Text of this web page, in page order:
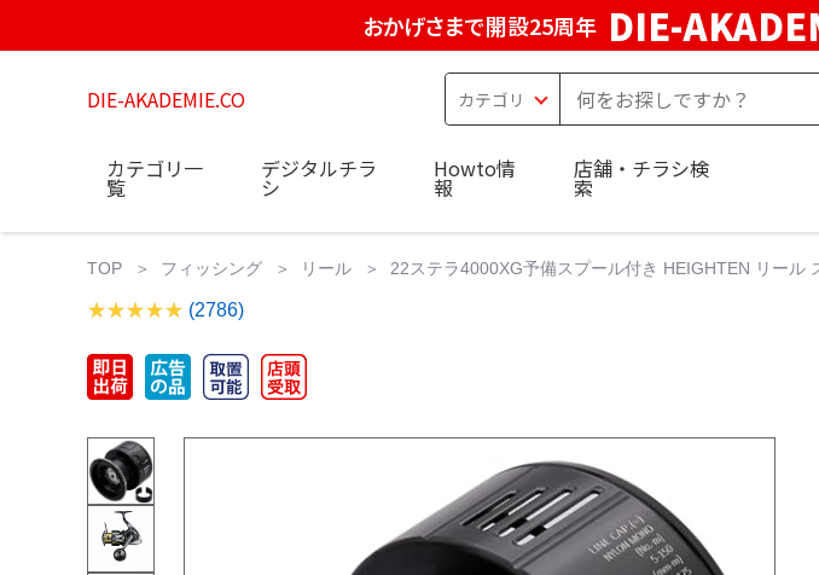
おかげさまで開設25周年 DIE-
DIE-AKADEMIE.CO
カテゴリ一
覧
デジタルチラ
シ
Howto情
報
店舗・チラシ検
索
TOP フィッシング リール 22ステラ4000XG予備スプール付き HEIGHTEN リー
(2786)